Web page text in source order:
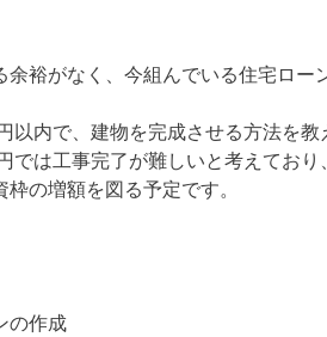
余裕がなく、今組んでいる住宅ロー
以内で、建物を完成させる方法を教
では工事完了が難しいと考えてお
の増額を図る予定です。
の作成